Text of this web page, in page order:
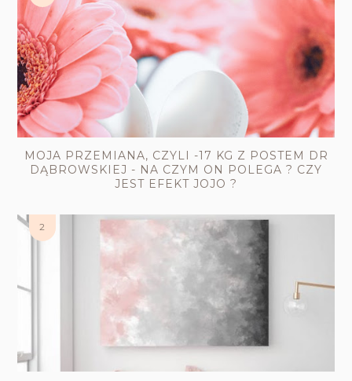
MOJA PRZEMIANA, CZYLI -17 KG Z POSTEM DR
DĄBROWSKIEJ - NA CZYM ON POLEGA ? CZY
JEST EFEKT JOJO ?